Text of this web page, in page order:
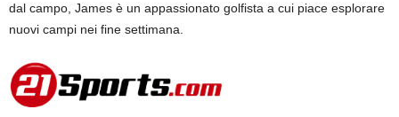
dal campo, James è un appassionato golfista a cui piace esplorare
nuovi campi nei fine settimana.